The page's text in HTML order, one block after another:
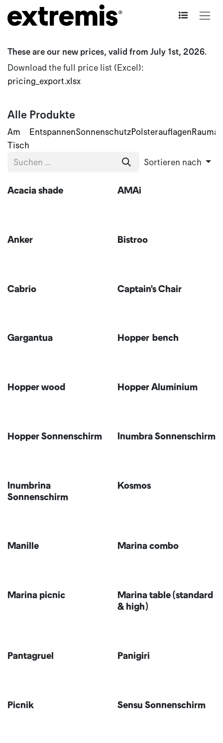
Zum Inhalt springen
These are our new prices, valid from July 1st, 2026.
Download the full price list (Excel):
pricing_export.xlsx
Alle Produkte
Am
Tisch
EntspannenSonnenschutzPolsterauflagen
Sortieren nach
Acacia shade AMAi
Anker Bistroo
Cabrio Captain's Chair
Gargantua Hopper bench
Hopper wood Hopper Aluminium
Hopper Sonnenschirm Inumbra Sonnenschirm
Inumbrina
Sonnenschirm
Kosmos
Manille Marina combo
Marina picnic
Marina table (standard
& high)
Pantagruel Aktualisiert
Panigiri
Picnik Sensu Sonnenschirm